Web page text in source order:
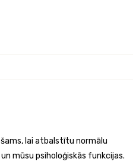
lai atbalstītu normālu
mūsu psiholoģiskās funkcijas.